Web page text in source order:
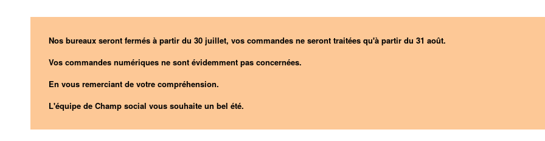
Nos bureaux seront fermés à partir du 30 juillet, vos commandes ne seront traitées qu'à partir du 31 août.
Vos commandes numériques ne sont évidemment pas concernées.
En vous remerciant de votre compréhension.
L'équipe de Champ social vous souhaite un bel été.